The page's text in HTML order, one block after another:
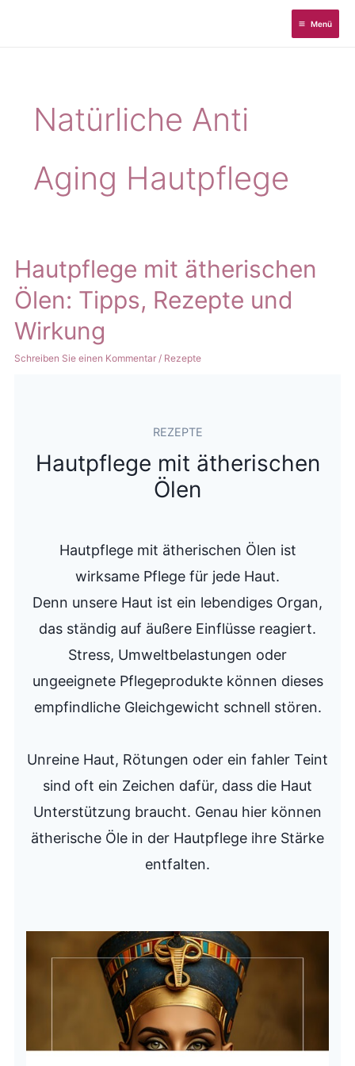
Menü
Natürliche Anti
Aging Hautpflege
Hautpflege mit ätherischen
Ölen: Tipps, Rezepte und
Wirkung
Schreiben Sie einen Kommentar / Rezepte
REZEPTE
Hautpflege mit ätherischen
Ölen
Hautpflege mit ätherischen Ölen ist
wirksame Pflege für jede Haut.
Denn unsere Haut ist ein lebendiges Organ,
das ständig auf äußere Einflüsse reagiert.
Stress, Umweltbelastungen oder
ungeeignete Pflegeprodukte können dieses
empfindliche Gleichgewicht schnell stören.
Unreine Haut, Rötungen oder ein fahler Teint
sind oft ein Zeichen dafür, dass die Haut
Unterstützung braucht. Genau hier können
ätherische Öle in der Hautpflege ihre Stärke
entfalten.